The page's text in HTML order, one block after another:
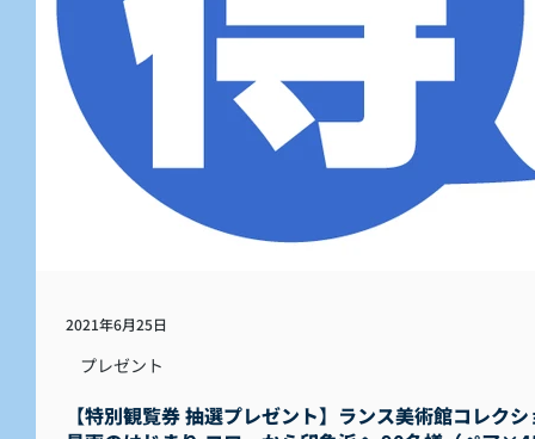
【特別観覧券 抽選プレゼント】ランス美術館コレク
プレゼント
2021年6月25日